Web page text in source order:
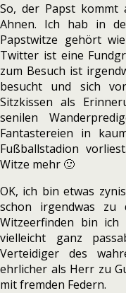
So, der Papst kommt
Ahnen. Ich hab in
Papstwitze gehört
Twitter ist eine
zum Besuch ist
besucht und sich
Sitzkissen als
senilen
Fantastereien in
Fußballstadion
Witze mehr 🙂
OK, ich bin etwas
schon irgendwas zu
Witzeerfinden bin
vielleicht ganz
Verteidiger des
ehrlicher als Herr zu
mit fremden Federn.